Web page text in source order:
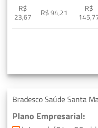
R$
23,67
R$ 94,21
R$
Bradesco Saúde Santa
Plano Empresarial: